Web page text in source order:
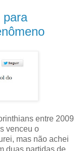
para
entre 2009
venceu o
mas não achei
duas partidas de